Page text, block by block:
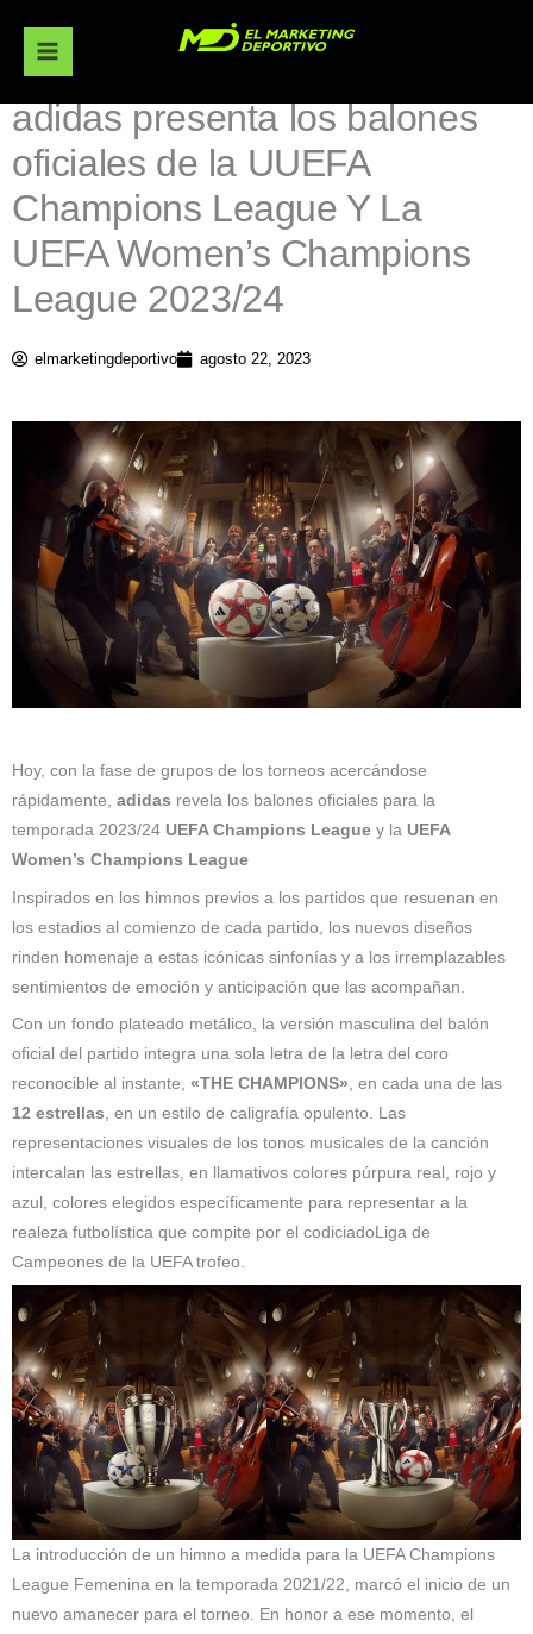
contenido
adidas presenta los balones
oficiales de la UUEFA
Champions League Y La
UEFA Women’s Champions
League 2023/24
elmarketingdeportivo agosto 22, 2023
Hoy, con la fase de grupos de los torneos acercándose
rápidamente, adidas revela los balones oficiales para la
temporada 2023/24 UEFA Champions League y la UEFA
Women’s Champions League
Inspirados en los himnos previos a los partidos que resuenan en
los estadios al comienzo de cada partido, los nuevos diseños
rinden homenaje a estas icónicas sinfonías y a los irremplazables
sentimientos de emoción y anticipación que las acompañan.
Con un fondo plateado metálico, la versión masculina del balón
oficial del partido integra una sola letra de la letra del coro
reconocible al instante, «THE CHAMPIONS», en cada una de las
12 estrellas, en un estilo de caligrafía opulento. Las
representaciones visuales de los tonos musicales de la canción
intercalan las estrellas, en llamativos colores púrpura real, rojo y
azul, colores elegidos específicamente para representar a la
realeza futbolística que compite por el codiciadoLiga de
Campeones de la UEFA trofeo.
La introducción de un himno a medida para la UEFA Champions
League Femenina en la temporada 2021/22, marcó el inicio de un
nuevo amanecer para el torneo. En honor a ese momento, el